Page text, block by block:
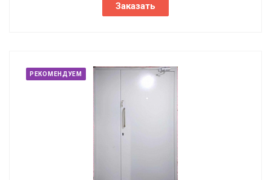
Заказать
РЕКОМЕНДУЕМ